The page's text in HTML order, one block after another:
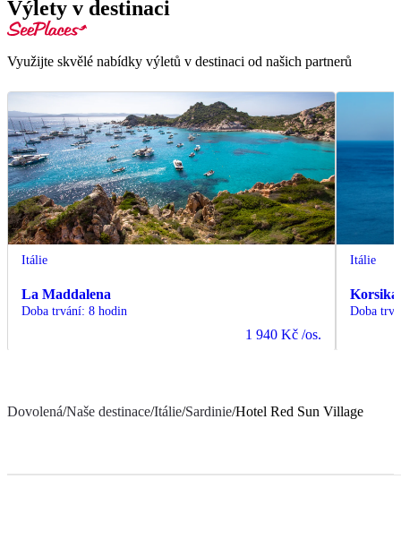
Výlety v destinaci
Využijte skvělé nabídky výletů v destinaci od našich partnerů
Itálie
La Maddalena
Doba trvání: 8 hodin
1 940 Kč /os.
Itálie
Korsika
Doba
Dovolená/Naše destinace/Itálie/Sardinie/Hotel Red Sun Village